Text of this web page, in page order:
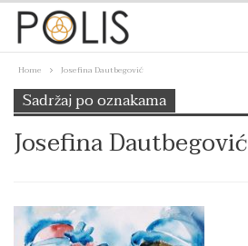
Home Josefina Dautbegović
Sadržaj po oznakama
Josefina Dautbegović